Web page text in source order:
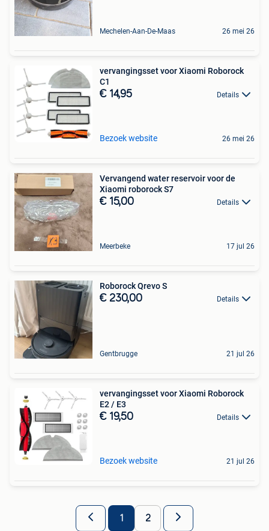
Mechelen-Aan-De-Maas 26 mei 26
vervangingsset voor Xiaomi Roborock
C1
€ 14,95 Details
Bezoek website 26 mei 26
Vervangend water reservoir voor de
Xiaomi roborock S7
€ 15,00 Details
Meerbeke 17 jul 26
Roborock Qrevo S
€ 230,00 Details
Gentbrugge 21 jul 26
vervangingsset voor Xiaomi Roborock
E2 / E3
€ 19,50 Details
Bezoek website 21 jul 26
1 2